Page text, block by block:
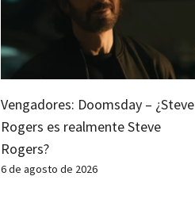
Vengadores: Doomsday – ¿Steve
Rogers es realmente Steve
Rogers?
6 de agosto de 2026